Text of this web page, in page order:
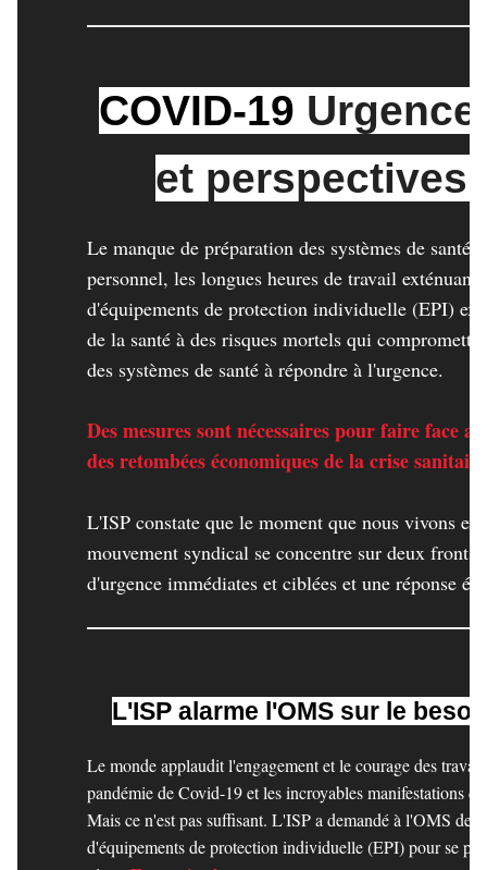
COVID-19
et perspectives
Le manque de préparation des systèmes de
personnel, les longues heures de travail
d'équipements de protection individuelle (EPI)
de la santé à des risques mortels qui
des systèmes de santé à répondre à l'urgence.
Des mesures sont nécessaires pour faire face
des retombées économiques de la crise
L'ISP constate que le moment que nous vivons
mouvement syndical se concentre sur deux fronts
d'urgence immédiates et ciblées et une réponse
L'ISP alarme l'OMS sur le
Le monde applaudit l'engagement et le courage des
pandémie de Covid-19 et les incroyables manifestations
Mais ce n'est pas suffisant. L'ISP a demandé à l'OMS de
d'équipements de protection individuelle (EPI) pour se